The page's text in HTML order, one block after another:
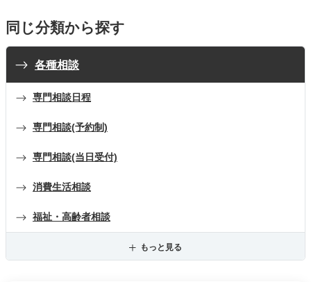
同じ分類から探す
各種相談
専門相談日程
専門相談(予約制)
専門相談(当日受付)
消費生活相談
福祉・高齢者相談
もっと見る